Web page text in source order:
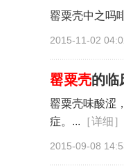
罂粟壳中之吗
2015-11-02
罂粟壳的临
罂粟壳味酸涩
症。... ［详细］
2015-09-08